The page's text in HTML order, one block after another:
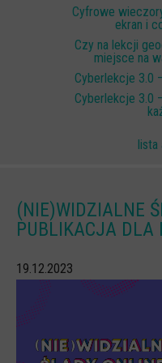
Cyfrowe
ekran i
Czy na lekcji
miejsce na
Cyberlekcje 3.0
Cyberlekcje 3.0
lista
(NIE)WIDZIALNE
PUBLIKACJA DLA
19.12.2023
Cyberlekcje
Szkoła Sieci
Plik i Folder
BEZPIECZNE WAKACJE
RAZEM W SIECI
INFOGRAFIKI
Webinaria